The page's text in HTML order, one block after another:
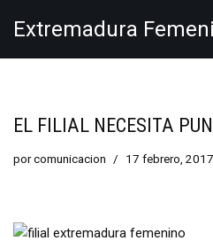
Extremadura
EL FILIAL NECESITA
porcomunicacion 17 febrero, 2017